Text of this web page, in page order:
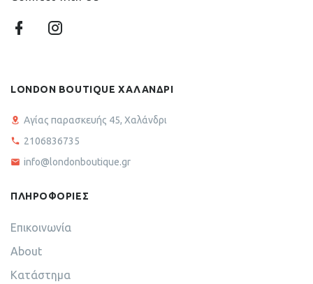
LONDON BOUTIQUE ΧΑΛΑΝΔΡΙ
Αγίας παρασκευής 45, Χαλάνδρι
2106836735
info@londonboutique.gr
ΠΛΗΡΟΦΟΡΙΕΣ
Επικοινωνία
About
Κατάστημα